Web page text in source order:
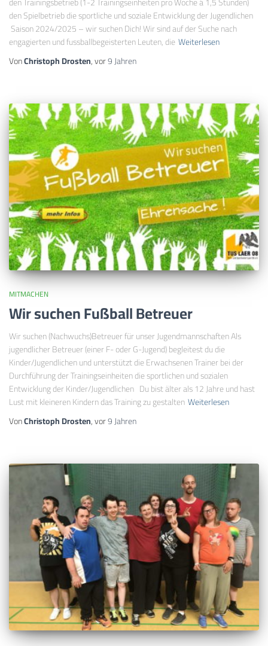
den Spielbetrieb die sportliche und soziale Entwicklung der Jugendlichen
Saison 2024/2025 – wir suchen Dich! Wir sind auf der Suche nach
engagierten und fussballbegeisterten Leuten, dieWeiterlesen
VonChristoph Drosten, vor9 Jahren
MITMACHEN
Wir suchen Fußball Betreuer
Wir suchen (Nachwuchs)Betreuer für unser Jugendmannschaften Als
jugendlicher Betreuer (einer F- oder G-Jugend) begleitest du die
Kinder/Jugendlichen und unterstützt die Erwachsenen Trainer bei der
Durchführung der Trainingseinheiten die sportlichen und sozialen
Entwicklung der Kinder/Jugendlichen Du bist älter als 12 Jahre und hast
Lust mit kleineren Kindern das Training zu gestaltenWeiterlesen
VonChristoph Drosten, vor9 Jahren